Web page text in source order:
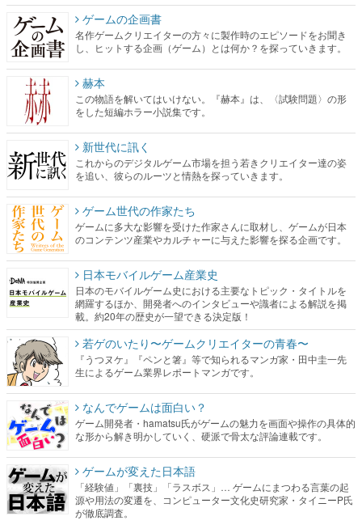
ゲームの企画書
名作ゲームクリエイターの方々に製作時のエピソードをお聞き
し、ヒットする企画（ゲーム）とは何か？を探っていきます。
赫本
この物語を解いてはいけない。『赫本』は、〈試験問題〉の形
をした短編ホラー小説集です。
新世代に訊く
これからのデジタルゲーム市場を担う若きクリエイター達の姿
を追い、彼らのルーツと情熱を探っていきます。
ゲーム世代の作家たち
ゲームに多大な影響を受けた作家さんに取材し、ゲームが日本
のコンテンツ産業やカルチャーに与えた影響を探る企画です。
日本モバイルゲーム産業史
日本のモバイルゲーム史における主要なトピック・タイトルを
網羅するほか、開発者へのインタビューや識者による解説を掲
載。約20年の歴史が一望できる決定版！
若ゲのいたり〜ゲームクリエイターの青春〜
『うつヌケ』『ペンと箸』等で知られるマンガ家・田中圭一先
生によるゲーム業界レポートマンガです。
なんでゲームは面白い？
ゲーム開発者・hamatsu氏がゲームの魅力を画面や操作の具体的
な形から解き明かしていく、硬派で骨太な評論連載です。
ゲームが変えた日本語
「経験値」「裏技」「ラスボス」… ゲームにまつわる言葉の起
源や用法の変遷を、コンピューター文化史研究家・タイニーP氏
が徹底調査。